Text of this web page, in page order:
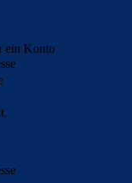
ein Konto